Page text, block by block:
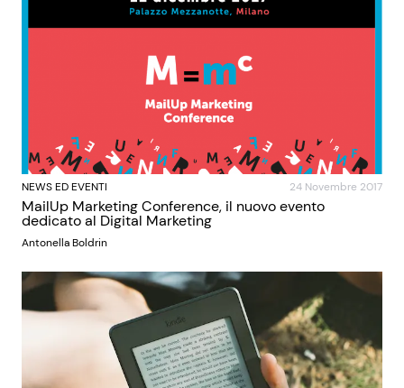
NEWS ED EVENTI 24 Novembre 2017
MailUp Marketing Conference, il nuovo evento
dedicato al Digital Marketing
Antonella Boldrin